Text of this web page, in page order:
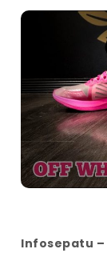
Infosepatu –